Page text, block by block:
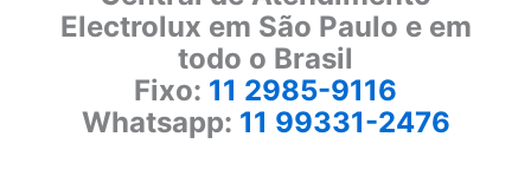
Electrolux em São Paulo e em
todo o Brasil
Fixo: 11 2985-9116
Whatsapp: 11 99331-2476